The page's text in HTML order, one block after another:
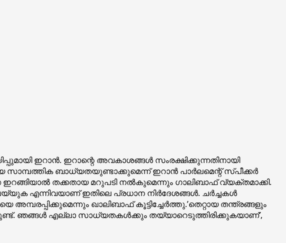
ഇറാന്‍. ഇറാന്റെ അവകാശങ്ങള്‍ സംരക്ഷിക്കുന്നതിനായി
സാമ്പത്തിക ബാധ്യതയുണ്ടാക്കുമെന്ന് ഇറാന്‍ പാര്‍ലമെന്റ് സ്പീക്കര്‍
തക്കതായ മറുപടി നല്‍കുമെന്നും ഗാലിബാഫ് വ്യക്തമാക്കി.
എന്നിവയാണ് ഇതിലെ പ്രധാന നിര്‍ദേശങ്ങള്‍. ചര്‍ച്ചകള്‍
ഖാലിബാഫ് കൂട്ടിച്ചേര്‍ത്തു.’തെറ്റായ തന്ത്രങ്ങളും
ഞങ്ങള്‍ എല്ലാ സാധ്യതകള്‍ക്കും തയ്യാറെടുത്തിരിക്കുകയാണ്’,